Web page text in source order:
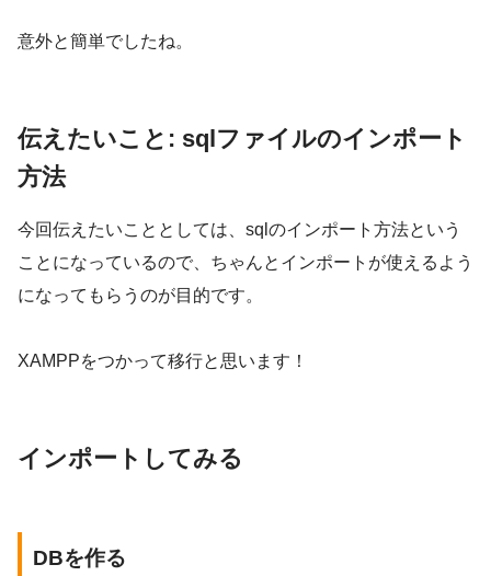
意外と簡単でしたね。
伝えたいこと: sqlファイルのインポート
方法
今回伝えたいこととしては、sqlのインポート方法という
ことになっているので、ちゃんとインポートが使えるよう
になってもらうのが目的です。
XAMPPをつかって移行と思います！
インポートしてみる
DBを作る